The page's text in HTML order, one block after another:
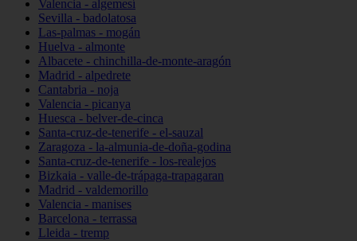
Valencia - algemesí
Sevilla - badolatosa
Las-palmas - mogán
Huelva - almonte
Albacete - chinchilla-de-monte-aragón
Madrid - alpedrete
Cantabria - noja
Valencia - picanya
Huesca - belver-de-cinca
Santa-cruz-de-tenerife - el-sauzal
Zaragoza - la-almunia-de-doña-godina
Santa-cruz-de-tenerife - los-realejos
Bizkaia - valle-de-trápaga-trapagaran
Madrid - valdemorillo
Valencia - manises
Barcelona - terrassa
Lleida - tremp